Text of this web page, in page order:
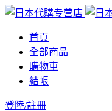
首頁
全部商品
購物車
結帳
登陸/註冊